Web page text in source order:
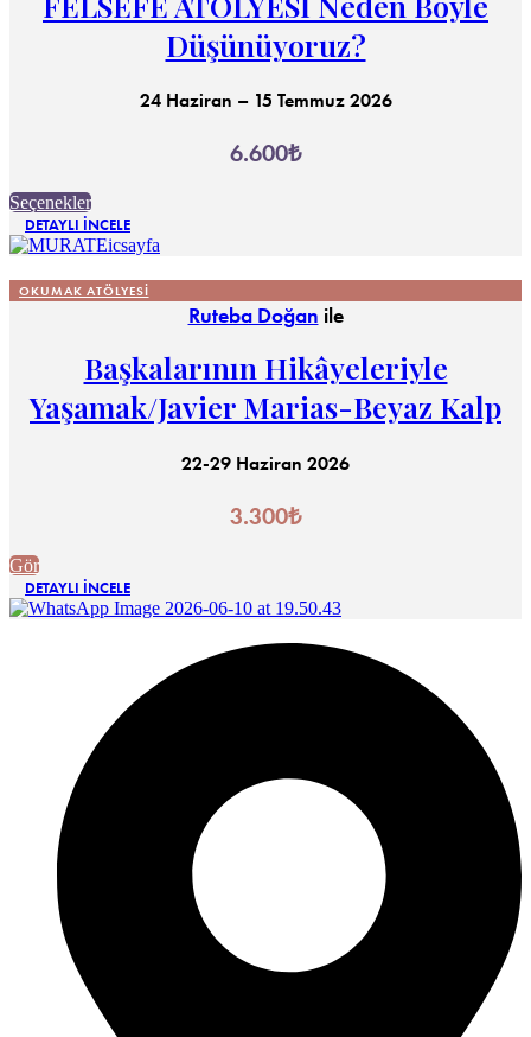
sayfasından
Düşünüyoruz?
24 Haziran – 15 Temmuz 2026
6.600₺
SeçeneklerBu
ürünün
birden
varyasyonu
var.
sayfasından
seçilebilir
DETAYLI İNCELE
OKUMAK ATÖLYESI
Ruteba Doğan ile
Başkalarının Hikâyeleriyle
Yaşamak/Javier Marias-Beyaz Kalp
22-29 Haziran 2026
3.300₺
Gör
DETAYLI İNCELE